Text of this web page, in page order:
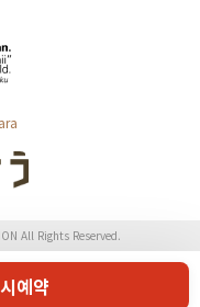
예약
All Rights Reserved.